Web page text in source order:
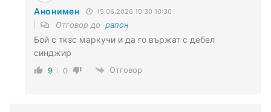
Анонимен 15.06.2026 10:30 10:30
Отговор до рапон
Бой с ткзс маркучи и да го вържат с дебел
синджир
9 0 Отговор